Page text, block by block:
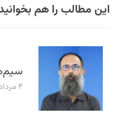
این مطالب را هم
۴ مرداد ۱۴۰۵